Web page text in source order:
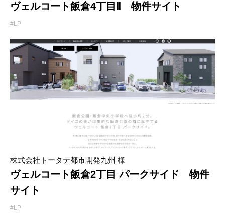
ヴェルコート飯倉4丁目Ⅱ 物件サイト
#LP
株式会社トータテ都市開発九州 様
ヴェルコート飯倉2丁目 パークサイド 物件
サイト
#LP